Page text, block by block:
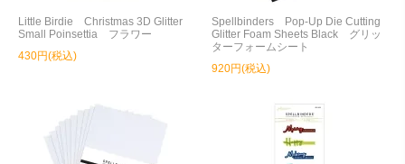
Little Birdie Christmas 3D Glitter
Small Poinsettia フラワー
430円(税込)
Spellbinders Pop-Up Die Cutting
Glitter Foam Sheets Black グリッ
ターフォームシート
920円(税込)